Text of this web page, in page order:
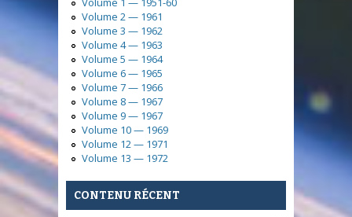
Volume 2 — 1961
Volume 3 — 1962
Volume 4 — 1963
Volume 5 — 1964
Volume 6 — 1965
Volume 7 — 1966
Volume 8 — 1967
Volume 9 — 1967
Volume 10 — 1969
Volume 12 — 1971
Volume 13 — 1972
CONTENU RÉCENT